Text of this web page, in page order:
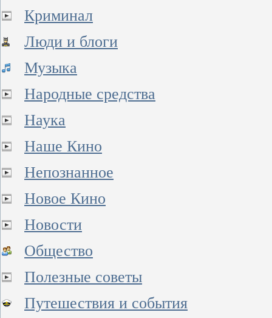
Криминал
Люди и блоги
Музыка
Народные средства
Наука
Наше Кино
Непознанное
Новое Кино
Новости
Общество
Полезные советы
Путешествия и события